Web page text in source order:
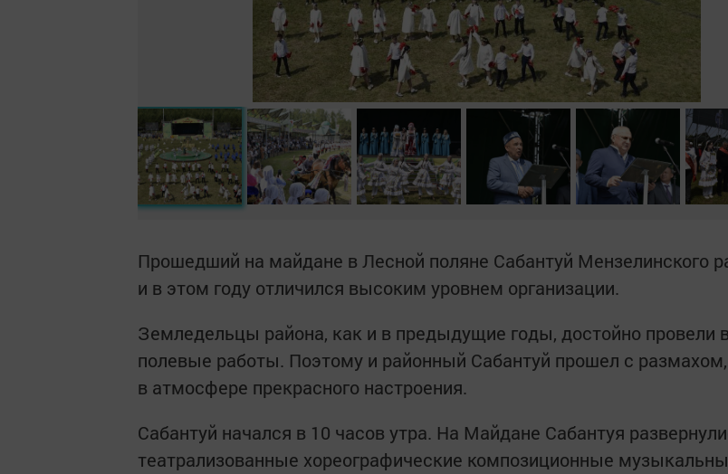
Прошедший на майдане в Лесной поляне Сабантуй Мензелинского
и в этом году отличился высоким уровнем организации.
Земледельцы района, как и в предыдущие годы, достойно провели
полевые работы. Поэтому и районный Сабантуй прошел с размахом,
в атмосфере прекрасного настроения.
Сабантуй начался в 10 часов утра. На Майдане Сабантуя
театрализованные хореографические композиционные